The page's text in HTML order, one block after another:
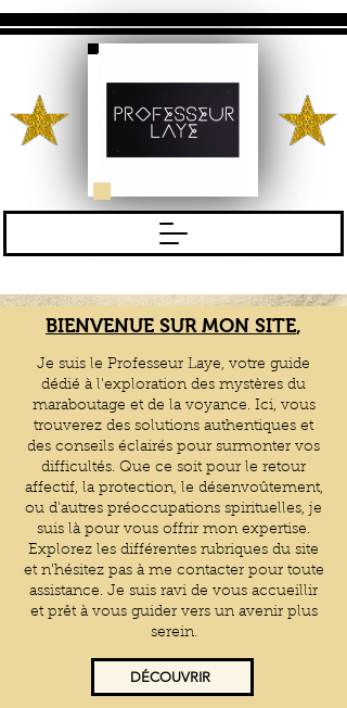
BIENVENUE SUR MON SITE,
Je suis le Professeur Laye, votre guide
dédié à l'exploration des mystères du
maraboutage et de la voyance. Ici, vous
trouverez des solutions authentiques et
des conseils éclairés pour surmonter vos
difficultés. Que ce soit pour le retour
affectif, la protection, le désenvoûtement,
ou d'autres préoccupations spirituelles, je
suis là pour vous offrir mon expertise.
Explorez les différentes rubriques du site
et n'hésitez pas à me contacter pour toute
assistance. Je suis ravi de vous accueillir
et prêt à vous guider vers un avenir plus
serein.
DÉCOUVRIR